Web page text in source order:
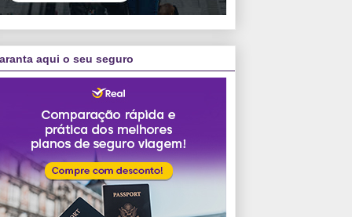
aqui o seu seguro